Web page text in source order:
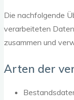
Die nachfolgende
verarbeiteten
zusammen und
Arten der